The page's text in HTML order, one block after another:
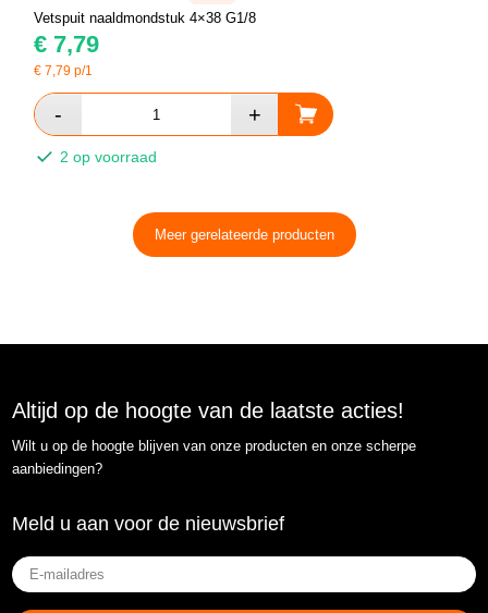
Vetspuit naaldmondstuk 4×38 G1/8
€ 7,79
€7,79 p/1
2 op voorraad
Meer gerelateerde producten
Altijd op de hoogte van de laatste acties!
Wilt u op de hoogte blijven van onze producten en onze scherpe
aanbiedingen?
Meld u aan voor de nieuwsbrief
E-
mailadres(Vereist)